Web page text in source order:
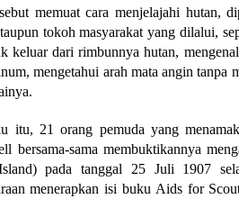
memuat cara menjelajahi hutan,
tokoh masyarakat yang dilalui,
keluar dari rimbunnya hutan,
mengetahui arah mata angin tanpa
itu, 21 orang pemuda yang
bersama-sama membuktikannya
pada tanggal 25 Juli 1907
menerapkan isi buku Aids for